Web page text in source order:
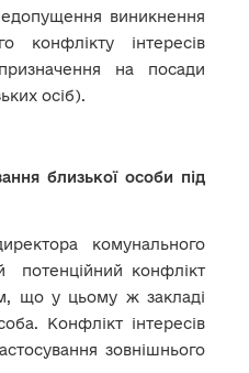
виникнення
конфлікту інтересів
на посади
осіб).
близької особи під
комунального
потенційний конфлікт
що у цьому ж закладі
Конфлікт інтересів
зовнішнього